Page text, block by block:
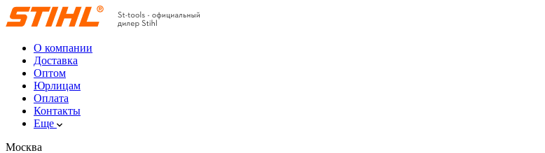
О компании
Доставка
Оптом
Юрлицам
Оплата
Контакты
Еще
Москва